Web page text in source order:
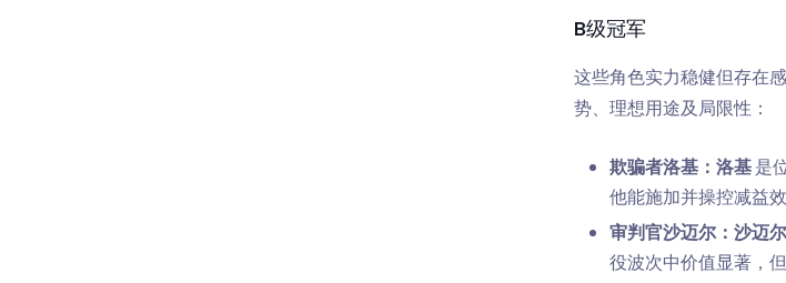
B级冠军
这些角色实力稳健但存在
势、理想用途及局限性：
欺骗者洛基：洛基是
他能施加并操控减益
审判官沙迈尔：沙迈尔
役波次中价值显著，